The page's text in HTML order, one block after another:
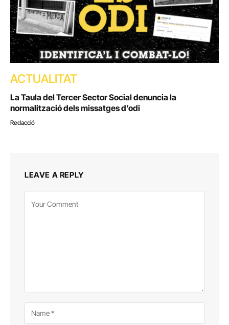
ACTUALITAT
La Taula del Tercer Sector Social denuncia la
normalització dels missatges d’odi
Redacció
LEAVE A REPLY